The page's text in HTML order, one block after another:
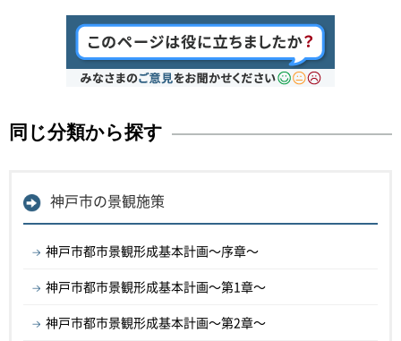
同じ分類から探す
神戸市の景観施策
神戸市都市景観形成基本計画～序章～
神戸市都市景観形成基本計画～第1章～
神戸市都市景観形成基本計画～第2章～